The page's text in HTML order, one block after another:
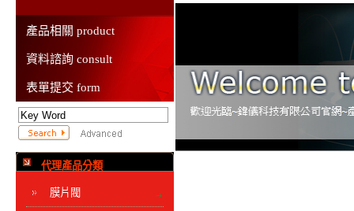
產品相關 product
資料諮詢 consult
表單提交 form
代理產品分類
膜片閥